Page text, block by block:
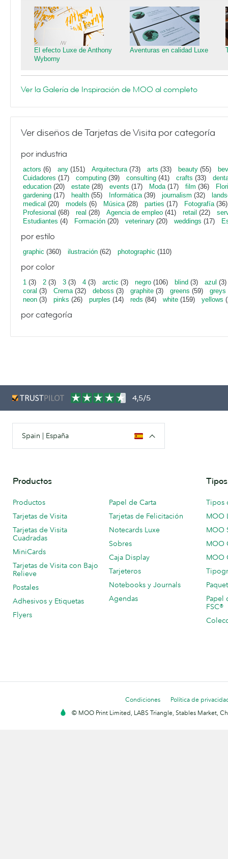
El efecto Luxe de Anthony
Wyborny
Aventuras en calidad Luxe
Ver la Galería de Inspiración de MOO al completo
Ver diseños de Tarjetas de Visita por categoría
por industria
actors (6) any (151) Arquitectura(73) arts (33) beauty (55)
Cuidadores (17) computing (39) consulting (41) crafts (33)
education (20) estate (28) events (17) Moda(17) film (36)
gardening (17) health (55) Informática(39) journalism (32)
medical (20) models (6) Música(28) parties (17) Fotografía(36)
Profesional (68) real (28) Agencia de empleo (41) retail (22)
Estudiantes (4) Formación (20) veterinary (20) weddings (17)
por estilo
graphic (360) ilustración (62) photographic (110)
por color
1 (3) 2 (3) 3 (3) 4 (3) arctic (3) negro (106) blind (3) azul (3)
coral (3) Crema(32) deboss (3) graphite (3) greens (59) greys
neon (3) pinks (26) purples (14) reds (84) white (159) yellows
por categoría
4,5/5
Spain | España
Productos
Productos
Tarjetas de Visita
Tarjetas de Visita
Cuadradas
MiniCards
Tarjetas de Visita con Bajo
Relieve
Postales
Adhesivos y Etiquetas
Flyers
Papel de Carta
Tarjetas de Felicitación
Notecards Luxe
Sobres
Caja Display
Tarjeteros
Notebooks y Journals
Agendas
Tipos
MOO
MOO
MOO
MOO
Papel
FSC®
Condiciones
Política de
© MOO Print Limited, LABS Triangle, Stables Market,